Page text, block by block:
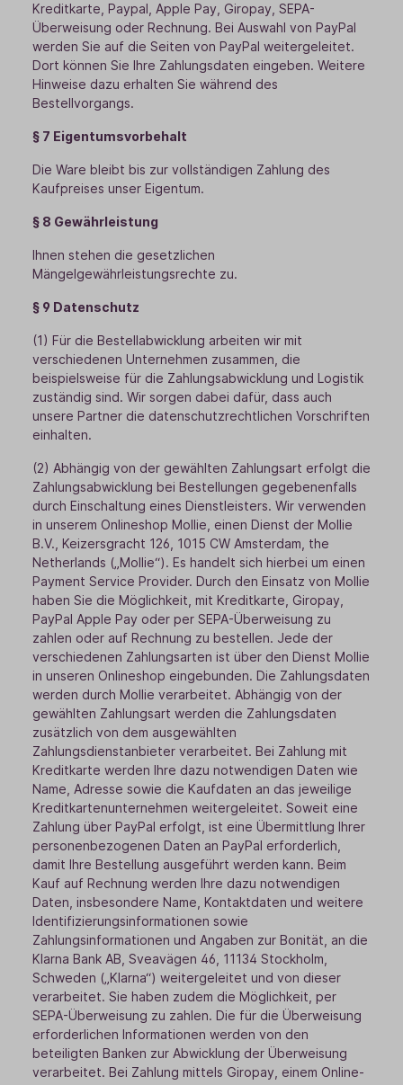
Kreditkarte, Paypal, Apple Pay, Giropay, SEPA-
Überweisung oder Rechnung. Bei Auswahl von PayPal
werden Sie auf die Seiten von PayPal weitergeleitet.
Dort können Sie Ihre Zahlungsdaten eingeben. Weitere
Hinweise dazu erhalten Sie während des
Bestellvorgangs.
§ 7 Eigentumsvorbehalt
Die Ware bleibt bis zur vollständigen Zahlung des
Kaufpreises unser Eigentum.
§ 8 Gewährleistung
Ihnen stehen die gesetzlichen
Mängelgewährleistungsrechte zu.
§ 9 Datenschutz
(1) Für die Bestellabwicklung arbeiten wir mit
verschiedenen Unternehmen zusammen, die
beispielsweise für die Zahlungsabwicklung und Logistik
zuständig sind. Wir sorgen dabei dafür, dass auch
unsere Partner die datenschutzrechtlichen Vorschriften
einhalten.
(2) Abhängig von der gewählten Zahlungsart erfolgt die
Zahlungsabwicklung bei Bestellungen gegebenenfalls
durch Einschaltung eines Dienstleisters. Wir verwenden
in unserem Onlineshop Mollie, einen Dienst der Mollie
B.V., Keizersgracht 126, 1015 CW Amsterdam, the
Netherlands („Mollie“). Es handelt sich hierbei um einen
Payment Service Provider. Durch den Einsatz von Mollie
haben Sie die Möglichkeit, mit Kreditkarte, Giropay,
PayPal Apple Pay oder per SEPA-Überweisung zu
zahlen oder auf Rechnung zu bestellen. Jede der
verschiedenen Zahlungsarten ist über den Dienst Mollie
in unseren Onlineshop eingebunden. Die Zahlungsdaten
werden durch Mollie verarbeitet. Abhängig von der
gewählten Zahlungsart werden die Zahlungsdaten
zusätzlich von dem ausgewählten
Zahlungsdienstanbieter verarbeitet. Bei Zahlung mit
Kreditkarte werden Ihre dazu notwendigen Daten wie
Name, Adresse sowie die Kaufdaten an das jeweilige
Kreditkartenunternehmen weitergeleitet. Soweit eine
Zahlung über PayPal erfolgt, ist eine Übermittlung Ihrer
personenbezogenen Daten an PayPal erforderlich,
damit Ihre Bestellung ausgeführt werden kann. Beim
Kauf auf Rechnung werden Ihre dazu notwendigen
Daten, insbesondere Name, Kontaktdaten und weitere
Identifizierungsinformationen sowie
Zahlungsinformationen und Angaben zur Bonität, an die
Klarna Bank AB, Sveavägen 46, 11134 Stockholm,
Schweden („Klarna“) weitergeleitet und von dieser
verarbeitet. Sie haben zudem die Möglichkeit, per
SEPA-Überweisung zu zahlen. Die für die Überweisung
erforderlichen Informationen werden von den
beteiligten Banken zur Abwicklung der Überweisung
verarbeitet. Bei Zahlung mittels Giropay, einem Online-